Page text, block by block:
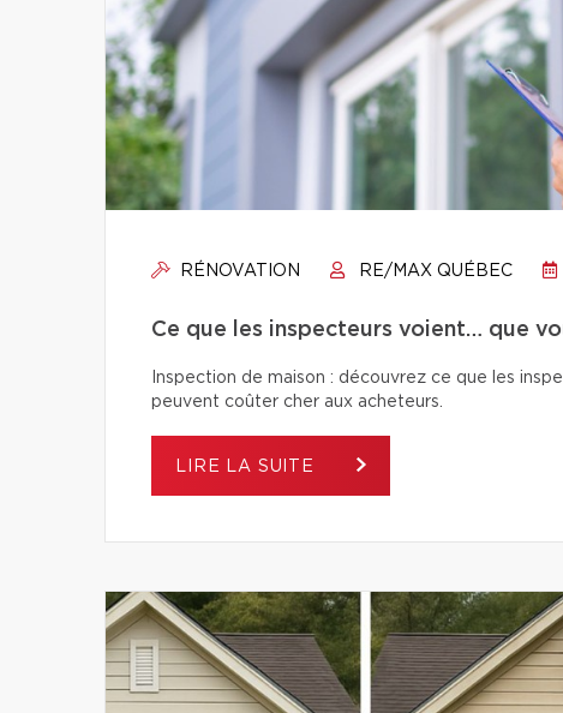
RÉNOVATION RE/MAX QUÉBEC
Ce que les inspecteurs voient… que
Inspection de maison : découvrez ce que les
peuvent coûter cher aux acheteurs.
LIRE LA SUITE